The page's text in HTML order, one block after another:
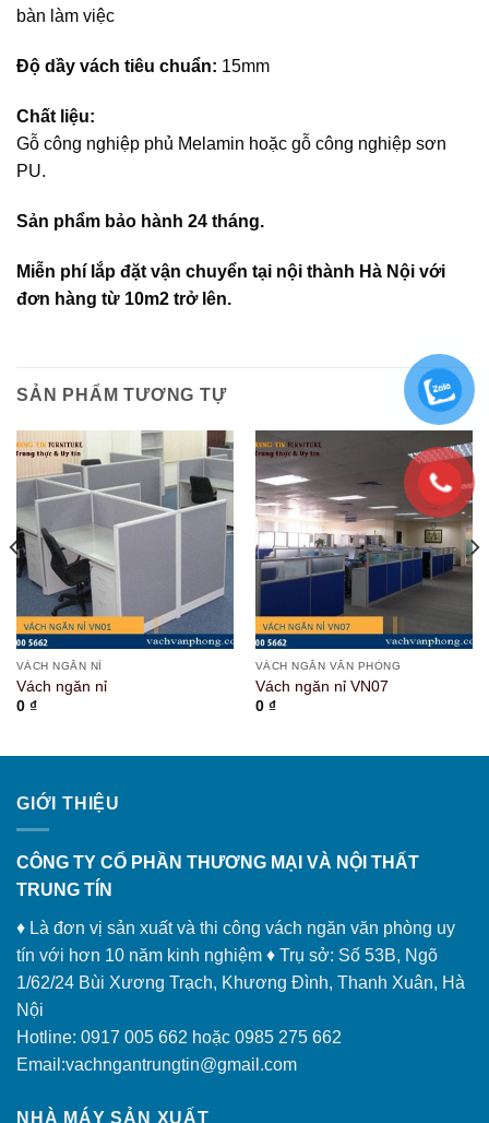
bàn làm việc
Độ dầy vách tiêu chuẩn: 15mm
Chất liệu:
Gỗ công nghiệp phủ Melamin hoặc gỗ công nghiệp sơn
PU.
Sản phẩm bảo hành 24 tháng.
Miễn phí lắp đặt vận chuyển tại nội thành Hà Nội với
đơn hàng từ 10m2 trở lên.
SẢN PHẨM TƯƠNG TỰ
VÁCH NGĂN NỈ
Vách ngăn nỉ
0 ₫
VÁCH NGĂN VĂN PHÒNG
Vách ngăn nỉ VN07
0 ₫
GIỚI THIỆU
CÔNG TY CỔ PHẦN THƯƠNG MẠI VÀ NỘI THẤT
TRUNG TÍN
♦ Là đơn vị sản xuất và thi công vách ngăn văn phòng uy
tín với hơn 10 năm kinh nghiệm ♦ Trụ sở: Số 53B, Ngõ
1/62/24 Bùi Xương Trạch, Khương Đình, Thanh Xuân, Hà
Nội
Hotline: 0917 005 662 hoặc 0985 275 662
Email:vachngantrungtin@gmail.com
NHÀ MÁY SẢN XUẤT